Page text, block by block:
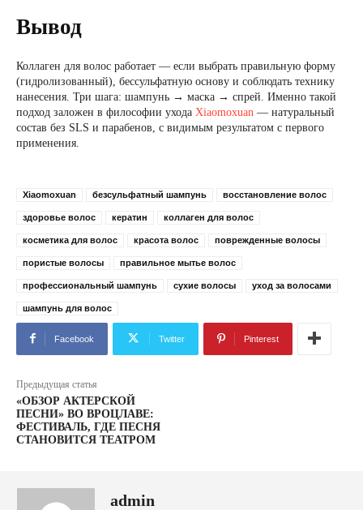
Вывод
Коллаген для волос работает — если выбрать правильную форму
(гидролизованный), бессульфатную основу и соблюдать технику
нанесения. Три шага: шампунь → маска → спрей. Именно такой
подход заложен в философии ухода Xiaomoxuan — натуральный
состав без SLS и парабенов, с видимым результатом с первого
применения.
Xiaomoxuan безсульфатный шампунь восстановление волос
здоровье волос кератин коллаген для волос
косметика для волос красота волос поврежденные волосы
пористые волосы правильное мытье волос
профессиональный шампунь сухие волосы уход за волосами
шампунь для волос
Facebook Twitter Pinterest
Предыдущая статья
«ОБЗОР АКТЕРСКОЙ
ПЕСНИ» ВО ВРОЦЛАВЕ:
ФЕСТИВАЛЬ, ГДЕ ПЕСНЯ
СТАНОВИТСЯ ТЕАТРОМ
admin